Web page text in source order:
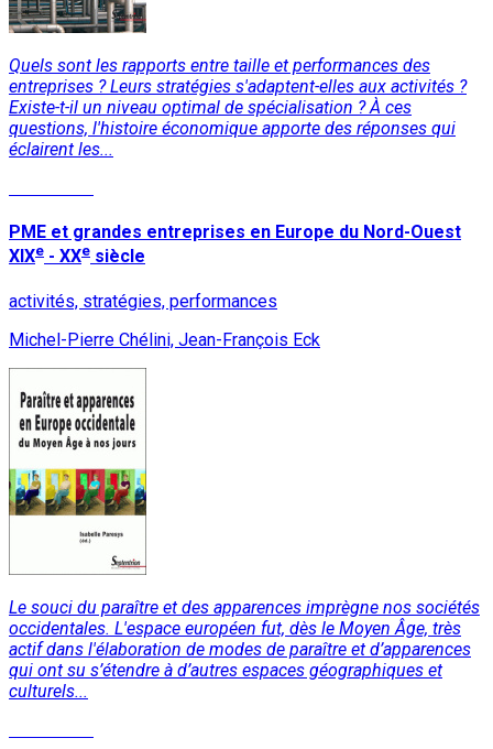
Quels sont les rapports entre taille et performances des
entreprises ? Leurs stratégies s'adaptent-elles aux activités ?
Existe-t-il un niveau optimal de spécialisation ? À ces
questions, l'histoire économique apporte des réponses qui
éclairent les...
PME et grandes entreprises en Europe du Nord-Ouest
XIXe - XXe siècle
activités, stratégies, performances
Michel-Pierre Chélini, Jean-François Eck
Le souci du paraître et des apparences imprègne nos sociétés
occidentales. L'espace européen fut, dès le Moyen Âge, très
actif dans l'élaboration de modes de paraître et d’apparences
qui ont su s’étendre à d’autres espaces géographiques et
culturels...